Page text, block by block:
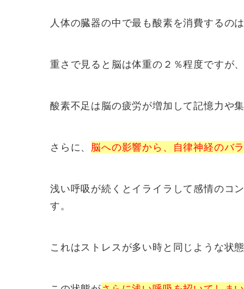
人体の臓器の中で最も酸素を消費するのは
重さで見ると脳は体重の２％程度ですが
酸素不足は脳の疲労が増加して記憶力や
さらに、 脳への影響から、自律神経のバ
浅い呼吸が続くとイライラして感情のコ
す。
これはストレスが多い時と同じような状態